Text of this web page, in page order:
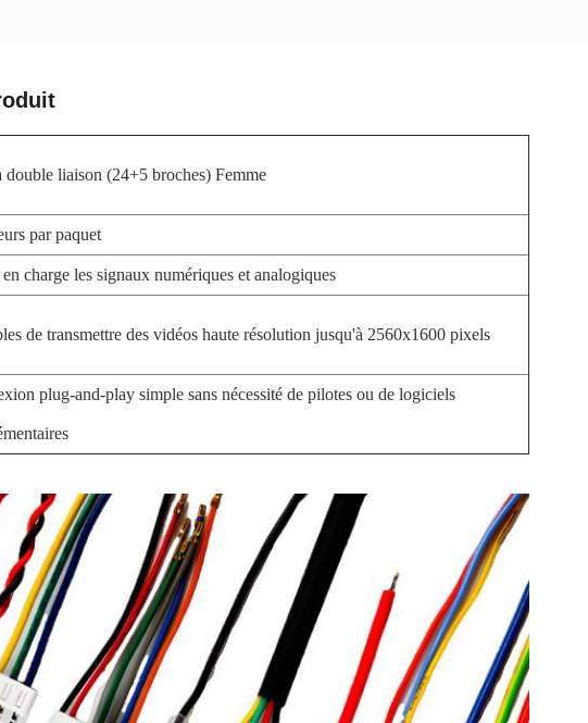
liaison (24+5 broches) Femme
par paquet
charge les signaux numériques et analogiques
de transmettre des vidéos haute résolution jusqu'à 2560x1600 pixels
plug-and-play simple sans nécessité de pilotes ou de logiciels